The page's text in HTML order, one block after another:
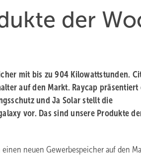
der
mit bis zu 904 Kilowattstunden.
auf den Markt. Raycap präsentiert
und Ja Solar stellt die
vor. Das sind unsere Produkte
neuen Gewerbespeicher auf den